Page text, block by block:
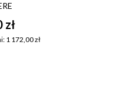
zł
1 172,00 zł